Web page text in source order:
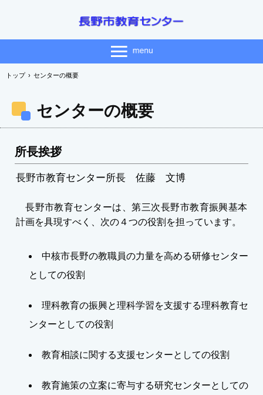
トップ › センターの概要
センターの概要
所長挨拶
長野市教育センター所長 佐藤 文博
長野市教育センターは、第三次長野市教育振興基本
計画を具現すべく、次の４つの役割を担っています。
中核市長野の教職員の力量を高める研修センター
としての役割
理科教育の振興と理科学習を支援する理科教育セ
ンターとしての役割
教育相談に関する支援センターとしての役割
教育施策の立案に寄与する研究センターとしての